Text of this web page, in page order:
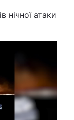
нічної атаки